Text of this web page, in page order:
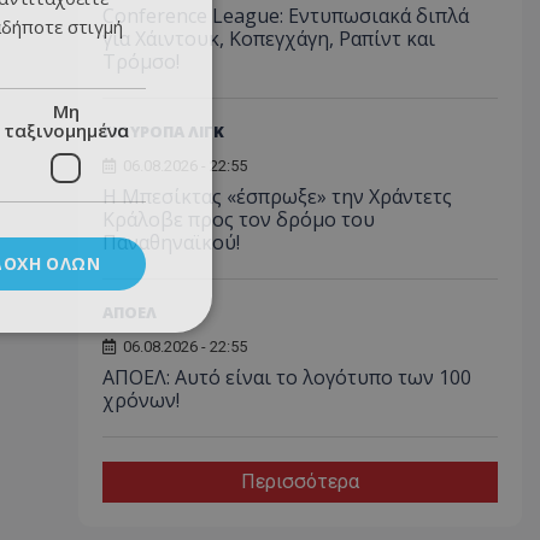
Conference League: Εντυπωσιακά διπλά
για Χάιντουκ, Κοπεγχάγη, Ραπίντ και
ΓΙΟΥΡΟΠΑ ΛΙΓΚ
06.08.2026 - 22:55
Η Μπεσίκτας «έσπρωξε» την Χράντετς
Κράλοβε προς τον δρόμο του
Παναθηναϊκού!
06.08.2026 - 22:55
ΑΠΟΕΛ: Αυτό είναι το λογότυπο των 100
χρόνων!
Περισσότερα
στιγμή
Μη
ταξινομημένα
ΌΛΩΝ